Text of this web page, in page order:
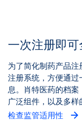
一次注册即
为了简化制药产品
注册系统，方便通
息。肖特医药的档
广泛组件，以及多样
检查监管适用性